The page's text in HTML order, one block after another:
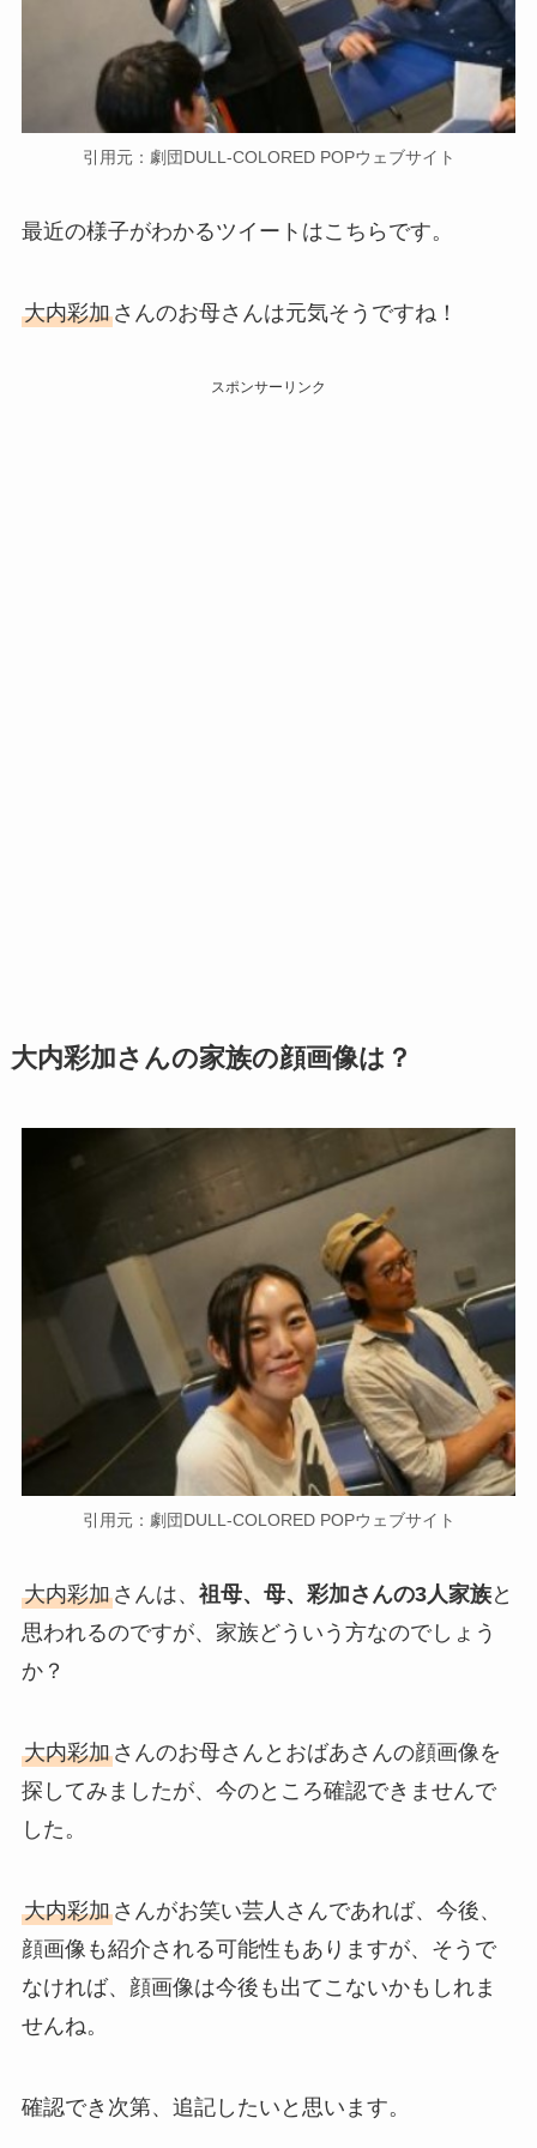
引用元：劇団DULL-COLORED POPウェブサイト
最近の様子がわかるツイートはこちらです。
大内彩加さんのお母さんは元気そうですね！
スポンサーリンク
大内彩加さんの家族の顔画像は？
引用元：劇団DULL-COLORED POPウェブサイト
大内彩加さんは、 祖母、母、彩加さんの3人家族と
思われるのですが、家族どういう方なのでしょう
か？
大内彩加さんのお母さんとおばあさんの顔画像を
探してみましたが、今のところ確認できませんで
した。
大内彩加さんがお笑い芸人さんであれば、今後、
顔画像も紹介される可能性もありますが、そうで
なければ、顔画像は今後も出てこないかもしれま
せんね。
確認でき次第、追記したいと思います。